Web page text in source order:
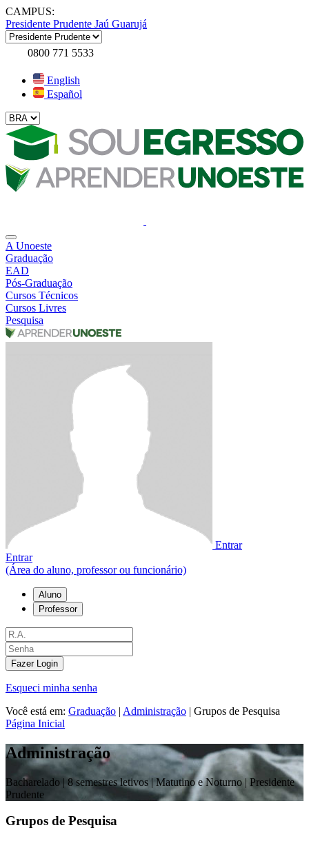
CAMPUS:
Presidente Prudente Jaú Guarujá
0800 771 5533
English
Español
A Unoeste
Graduação
EAD
Pós-Graduação
Cursos Técnicos
Cursos Livres
Pesquisa
Entrar
Entrar
(Área do aluno, professor ou funcionário)
Aluno
Professor
Fazer Login
Esqueci minha senha
Você está em: Graduação | Administração | Grupos de Pesquisa
Página Inicial
Administração
Bacharelado | 8 semestres letivos | Matutino e Noturno| Presidente
Prudente
Grupos de Pesquisa